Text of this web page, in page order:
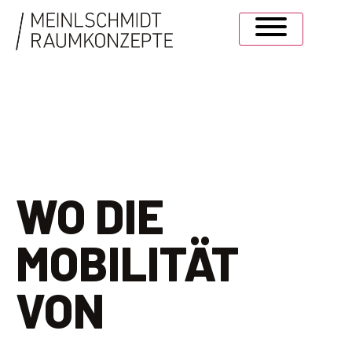
WO DIE
MOBILITÄT
VON